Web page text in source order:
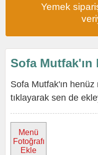
Yemek
Sofa Mutfak'ın
Sofa Mutfak'ın
tıklayarak sen de
Menü
Fotoğrafı
Ekle